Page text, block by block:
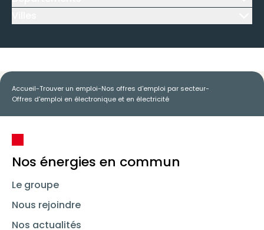
Accueil-Trouver un emploi-Nos offres d'emploi par secteur-
Offres d'emploi en électronique et en électricité
Nos énergies en commun
Le groupe
Nous rejoindre
Nos actualités